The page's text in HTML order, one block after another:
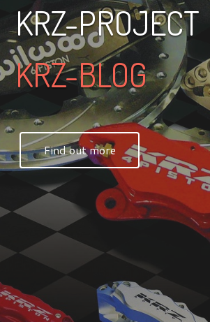
KRZ-PROJECT
KRZ-BLOG
Find out more